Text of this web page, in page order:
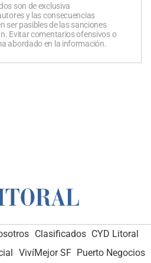
son de exclusiva
y las consecuencias
ser pasibles de las sanciones
Evitar comentarios ofensivos o
abordado en la información.
Clasificados CYD Litoral
VivíMejor SF Puerto Negocios